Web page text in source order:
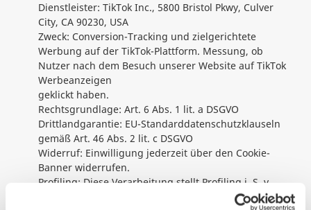
Dienstleister: TikTok Inc., 5800 Bristol Pkwy, Culver
City, CA 90230, USA
Zweck: Conversion-Tracking und zielgerichtete
Werbung auf der TikTok-Plattform. Messung, ob
Nutzer nach dem Besuch unserer Website auf TikTok
Werbeanzeigen
geklickt haben.
Rechtsgrundlage: Art. 6 Abs. 1 lit. a DSGVO
Drittlandgarantie: EU-Standarddatenschutzklauseln
gemäß Art. 46 Abs. 2 lit. c DSGVO
Widerruf: Einwilligung jederzeit über den Cookie-
Banner widerrufen.
Profiling: Diese Verarbeitung stellt Profiling i. S. v.